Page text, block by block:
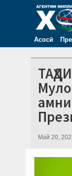
Асосӣ
Май 20,